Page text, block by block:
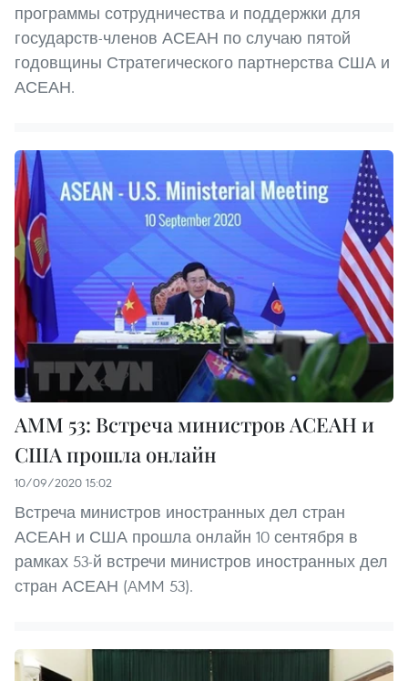
программы сотрудничества и поддержки для
государств-членов АСЕАН по случаю пятой
годовщины Стратегического партнерства США и
АСЕАН.
AMM 53: Встреча министров АСЕАН и
США прошла онлайн
10/09/2020 15:02
Встреча министров иностранных дел стран
АСЕАН и США прошла онлайн 10 сентября в
рамках 53-й встречи министров иностранных дел
стран АСЕАН (AMM 53).